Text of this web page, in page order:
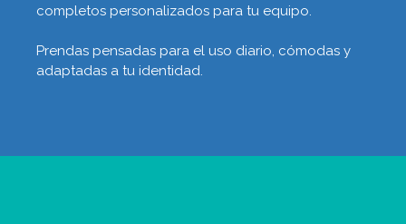
completos personalizados para tu equipo.
Prendas pensadas para el uso diario, cómodas y
adaptadas a tu identidad.